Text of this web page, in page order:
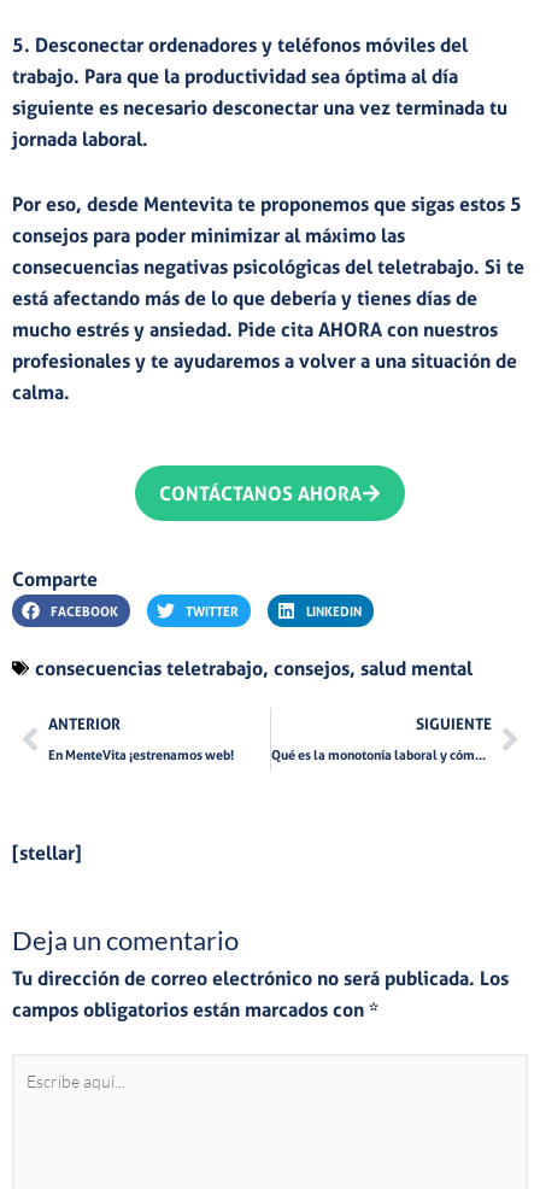
5. Desconectar ordenadores y teléfonos móviles del
trabajo. Para que la productividad sea óptima al día
siguiente es necesario desconectar una vez terminada tu
jornada laboral.
Por eso, desde Mentevita te proponemos que sigas estos 5
consejos para poder minimizar al máximo las
consecuencias negativas psicológicas del teletrabajo. Si te
está afectando más de lo que debería y tienes días de
mucho estrés y ansiedad. Pide cita AHORA con nuestros
profesionales y te ayudaremos a volver a una situación de
calma.
CONTÁCTANOS AHORA
Comparte
FACEBOOK TWITTER LINKEDIN
consecuencias teletrabajo, consejos, salud mental
AntANTERIOR
En MenteVita ¡estrenamos web!
SIGUIENTE
Qué es la monotonía laboral y cómo evitarla
[stellar]
Deja un comentario
Tu dirección de correo electrónico no será publicada. Los
campos obligatorios están marcados con *